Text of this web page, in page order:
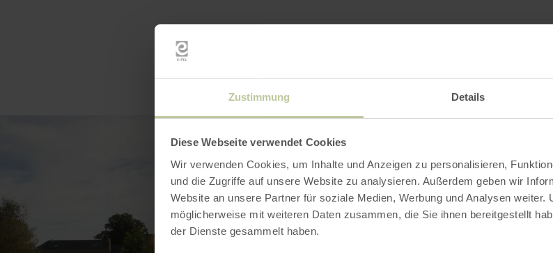
Zustimmung Details
Diese Webseite verwendet Cookies
Wir verwenden Cookies, um Inhalte und Anzeigen zu personalisieren,
und die Zugriffe auf unsere Website zu analysieren. Außerdem geben wir
Website an unsere Partner für soziale Medien, Werbung und Analysen
möglicherweise mit weiteren Daten zusammen, die Sie ihnen bereitgestellt
der Dienste gesammelt haben.